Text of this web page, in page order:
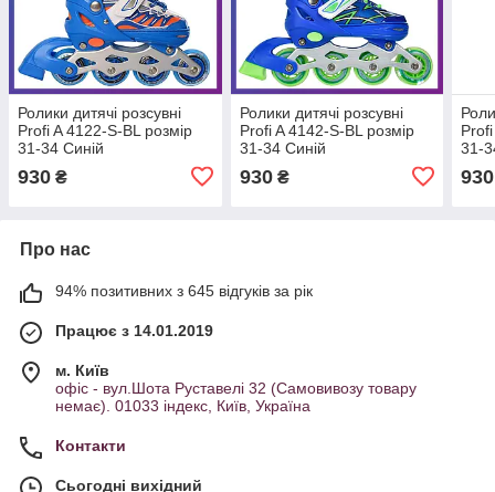
Ролики дитячі розсувні
Profi A 4122-S-BL розмір
31-34 Синій
930 ₴
Ролики дитячі розсувні
Profi A 4142-S-BL розмір
31-34 Синій
930₴
31-
930
Про нас
94% позитивних з 645 відгуків за рік
Працює з 14.01.2019
м. Київ
офіс - вул.Шота Руставелі 32 (Самовивозу товару
немає). 01033 індекс, Київ, Україна
Контакти
Сьогодні вихідний